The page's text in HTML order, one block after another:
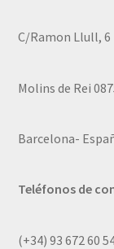
C/Ramon Llull, 6
Molins de Rei
Barcelona-
Teléfonos de
(+34) 93 672 60